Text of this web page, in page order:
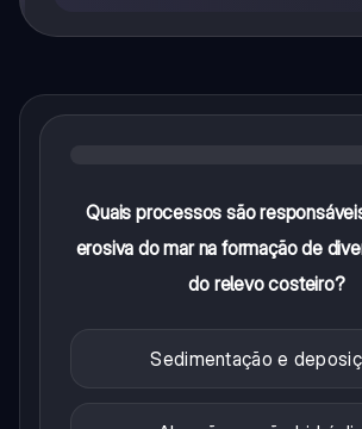
Quais processos são
erosiva do mar na formação de
do relevo costeiro?
Sedimentação e